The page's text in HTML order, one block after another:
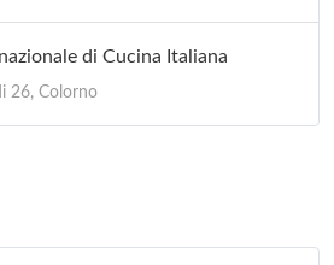
di Cucina Italiana
26, Colorno